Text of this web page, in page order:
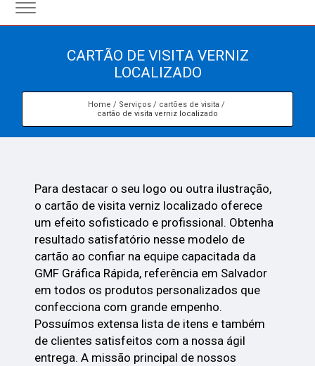
CARTÃO DE VISITA VERNIZ
LOCALIZADO
Home Serviços
cartões de visita
cartão de visita verniz localizado
Para destacar o seu logo ou outra ilustração,
o cartão de visita verniz localizado oferece
um efeito sofisticado e profissional. Obtenha
resultado satisfatório nesse modelo de
cartão ao confiar na equipe capacitada da
GMF Gráfica Rápida, referência em Salvador
em todos os produtos personalizados que
confecciona com grande empenho.
Possuímos extensa lista de itens e também
de clientes satisfeitos com a nossa ágil
entrega. A missão principal de nossos